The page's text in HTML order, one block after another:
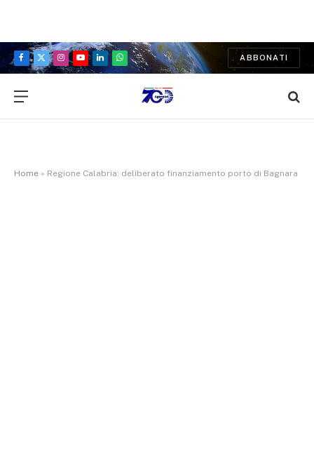
Facebook
X
Instagram
YouTubeLinkedInWhatsApp
ABBONATI
Home » Regione Calabria: deliberato finanziamento porto di Bagnara